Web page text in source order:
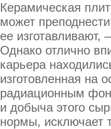
Керамическая
может
ее
Однако отлично
карьера
изготовленная на
радиационным
и добыча этого
нормы, исключает